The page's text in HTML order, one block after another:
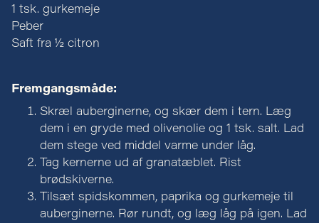
1 tsk. gurkemeje
Peber
Saft fra ½ citron
Fremgangsmåde:
Skræl auberginerne, og skær dem i tern. Læg
dem i en gryde med olivenolie og 1 tsk. salt. Lad
dem stege ved middel varme under låg.
Tag kernerne ud af granatæblet. Rist
brødskiverne.
Tilsæt spidskommen, paprika og gurkemeje til
auberginerne. Rør rundt, og læg låg på igen. Lad